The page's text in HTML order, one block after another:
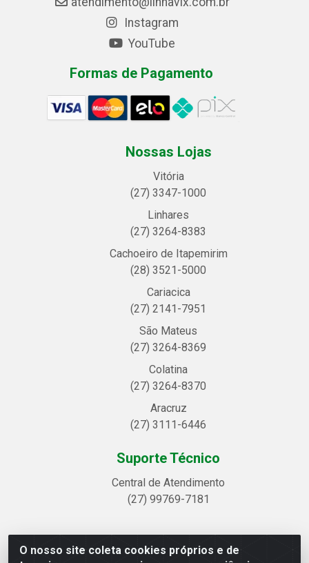
O nosso site coleta cookies próprios e de
Instagram
YouTube
Formas de Pagamento
Nossas Lojas
Vitória
(27) 3347-1000
Linhares
(27) 3264-8383
Cachoeiro de Itapemirim
(28) 3521-5000
Cariacica
(27) 2141-7951
São Mateus
(27) 3264-8369
Colatina
(27) 3264-8370
Aracruz
(27) 3111-6446
Suporte Técnico
Central de Atendimento
(27) 99769-7181
Linhavix Distribuidora LTDA - Avenida Alegre, 2521 -